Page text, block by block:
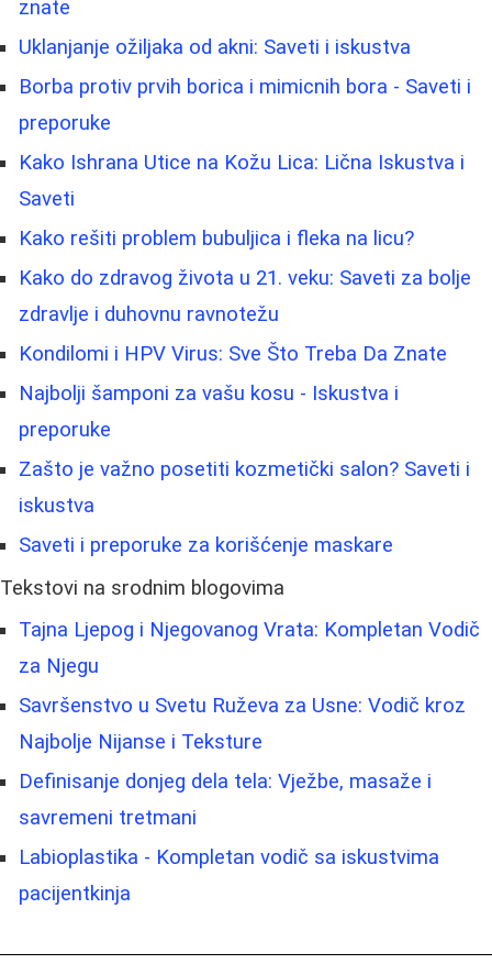
znate
Uklanjanje ožiljaka od akni: Saveti i iskustva
Borba protiv prvih borica i mimicnih bora - Saveti i
preporuke
Kako Ishrana Utice na Kožu Lica: Lična Iskustva i
Saveti
Kako rešiti problem bubuljica i fleka na licu?
Kako do zdravog života u 21. veku: Saveti za bolje
zdravlje i duhovnu ravnotežu
Kondilomi i HPV Virus: Sve Što Treba Da Znate
Najbolji šamponi za vašu kosu - Iskustva i
preporuke
Zašto je važno posetiti kozmetički salon? Saveti i
iskustva
Saveti i preporuke za korišćenje maskare
Tekstovi na srodnim blogovima
Tajna Ljepog i Njegovanog Vrata: Kompletan Vodič
za Njegu
Savršenstvo u Svetu Ruževa za Usne: Vodič kroz
Najbolje Nijanse i Teksture
Definisanje donjeg dela tela: Vježbe, masaže i
savremeni tretmani
Labioplastika - Kompletan vodič sa iskustvima
pacijentkinja